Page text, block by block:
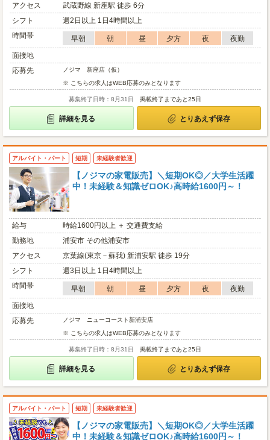
アクセス
武蔵野線 新座駅 徒歩 6分
シフト
週2日以上 1日4時間以上
時間帯
早朝 朝 昼 夕方 夜
夜勤
面接地
応募先
ノジマ 新座店（仮）
※ こちらの求人はWEB応募のみとなります
募集終了日時：8月31日 掲載終了まであと25日
詳細を見る とりあえず保存
アルバイト・パート 短期 未経験者歓迎
【ノジマの家電販売】＼短期OK◎／大学生活躍
中！未経験＆知識ゼロOK♪高時給1600円～！
給与
時給1600円以上 ＋ 交通費支給
勤務地
浦安市 その他浦安市
アクセス
京葉線(東京－蘇我) 新浦安駅 徒歩 19分
シフト
週3日以上 1日4時間以上
時間帯
早朝 朝 昼 夕方 夜
夜勤
面接地
応募先
ノジマ ニューコースト新浦安店
※ こちらの求人はWEB応募のみとなります
募集終了日時：8月31日 掲載終了まであと25日
詳細を見る とりあえず保存
アルバイト・パート 短期 未経験者歓迎
【ノジマの家電販売】＼短期OK◎／大学生活躍
中！未経験＆知識ゼロOK♪高時給1600円～！